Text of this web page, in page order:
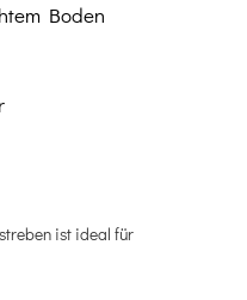
Boden
ist ideal für